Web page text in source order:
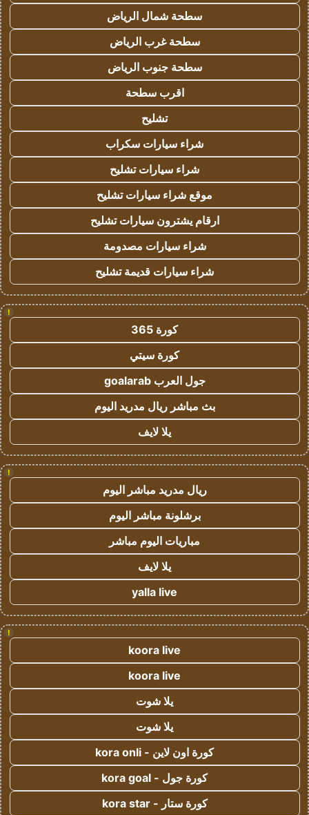
سطحة شمال الرياض
سطحة غرب الرياض
سطحة جنوب الرياض
اقرب سطحة
تشليح
شراء سيارات سكراب
شراء سيارات تشليح
موقع شراء سيارات تشليح
ارقام يشترون سيارات تشليح
شراء سيارات مصدومة
شراء سيارات قديمة تشليح
!
كورة 365
كورة سيتي
جول العرب goalarab
بث مباشر ريال مدريد اليوم
يلا لايف
!
ريال مدريد مباشر اليوم
برشلونة مباشر اليوم
مباريات اليوم مباشر
يلا لايف
yalla live
!
koora live
koora live
يلا شوت
يلا شوت
كورة اون لاين - kora onli
كورة جول - kora goal
كورة ستار - kora star